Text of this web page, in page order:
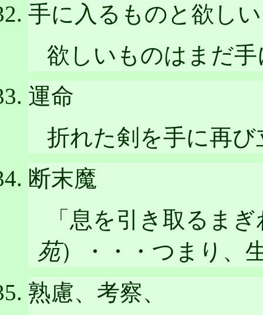
手に入るものと欲し
欲しいものはまだ
運命
折れた剣を手に再
断末魔
「息を引き取るま
苑）・・・つまり、
熟慮、考察、